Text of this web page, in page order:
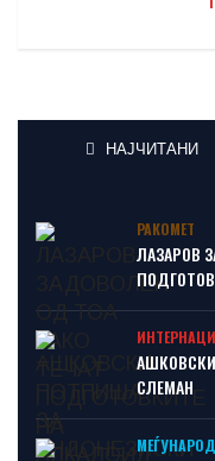
НАЈЧИТАНИ
РАКОМЕТ
ЛАЗАРОВ
СЛЕМАН